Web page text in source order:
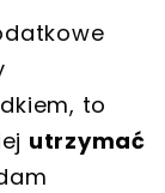
to
utrzymać